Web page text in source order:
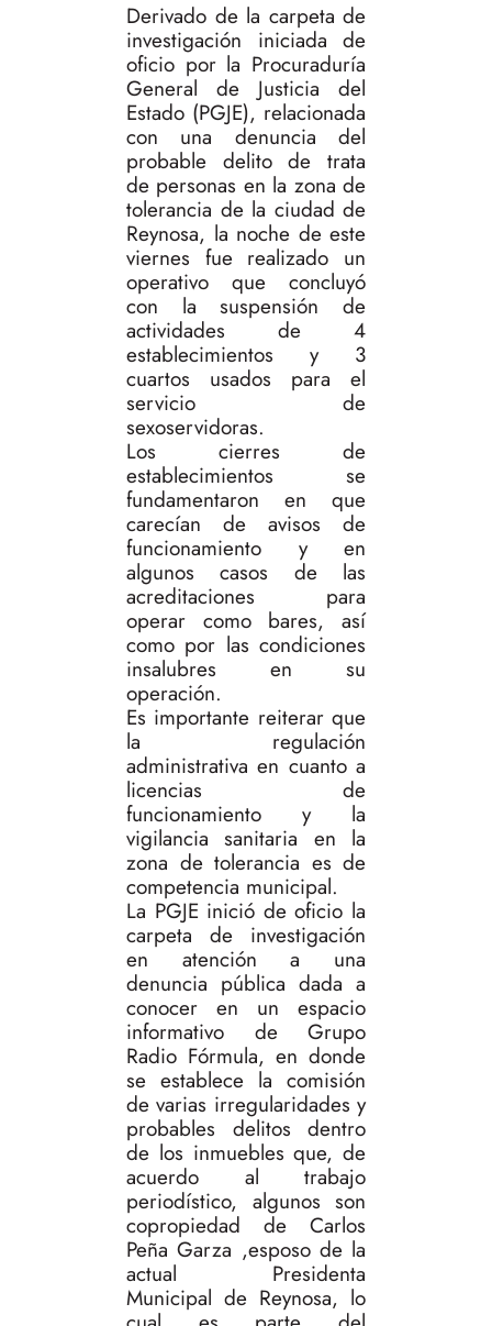
Derivado de la carpeta de
investigación iniciada de
oficio por la Procuraduría
General de Justicia del
Estado (PGJE), relacionada
con una denuncia del
probable delito de trata
de personas en la zona de
tolerancia de la ciudad de
Reynosa, la noche de este
viernes fue realizado un
operativo que concluyó
con la suspensión de
actividades de 4
establecimientos y 3
cuartos usados para el
servicio de
sexoservidoras.
Los cierres de
establecimientos se
fundamentaron en que
carecían de avisos de
funcionamiento y en
algunos casos de las
acreditaciones para
operar como bares, así
como por las condiciones
insalubres en su
operación.
Es importante reiterar que
la regulación
administrativa en cuanto a
licencias de
funcionamiento y la
vigilancia sanitaria en la
zona de tolerancia es de
competencia municipal.
La PGJE inició de oficio la
carpeta de investigación
en atención a una
denuncia pública dada a
conocer en un espacio
informativo de Grupo
Radio Fórmula, en donde
se establece la comisión
de varias irregularidades y
probables delitos dentro
de los inmuebles que, de
acuerdo al trabajo
periodístico, algunos son
copropiedad de Carlos
Peña Garza ,esposo de la
actual Presidenta
Municipal de Reynosa, lo